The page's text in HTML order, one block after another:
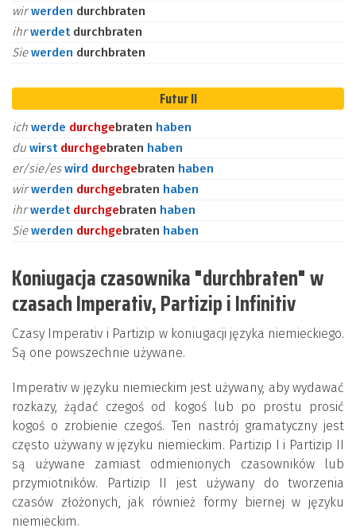
wirwerden durchbraten
ihrwerdet durchbraten
Siewerden durchbraten
Futur II
ich werde durchgebraten haben
du wirst durchgebraten haben
er/sie/eswird durchgebraten haben
wirwerden durchgebraten haben
ihrwerdet durchgebraten haben
Siewerden durchgebraten haben
Koniugacja czasownika "durchbraten" w
czasach Imperativ, Partizip i Infinitiv
Czasy Imperativ i Partizip w koniugacji języka niemieckiego.
Są one powszechnie używane.
Imperativ w języku niemieckim jest używany, aby wydawać
rozkazy, żądać czegoś od kogoś lub po prostu prosić
kogoś o zrobienie czegoś. Ten nastrój gramatyczny jest
często używany w języku niemieckim. Partizip I i Partizip II
są używane zamiast odmienionych czasowników lub
przymiotników. Partizip II jest używany do tworzenia
czasów złożonych, jak również formy biernej w języku
niemieckim.